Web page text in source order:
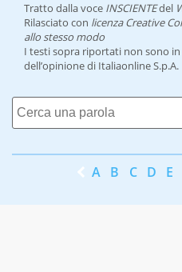
Tratto dalla voce INSCIENTEdel
Rilasciato con licenza Creative
allo stesso modo
I testi sopra riportati non sono
dell’opinione di Italiaonline S.p.A.
A B C D E